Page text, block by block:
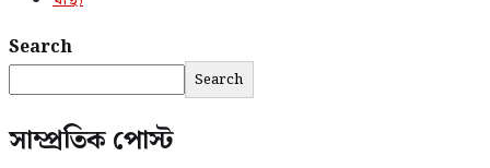
Search
Search
সাম্প্রতিক পোস্ট